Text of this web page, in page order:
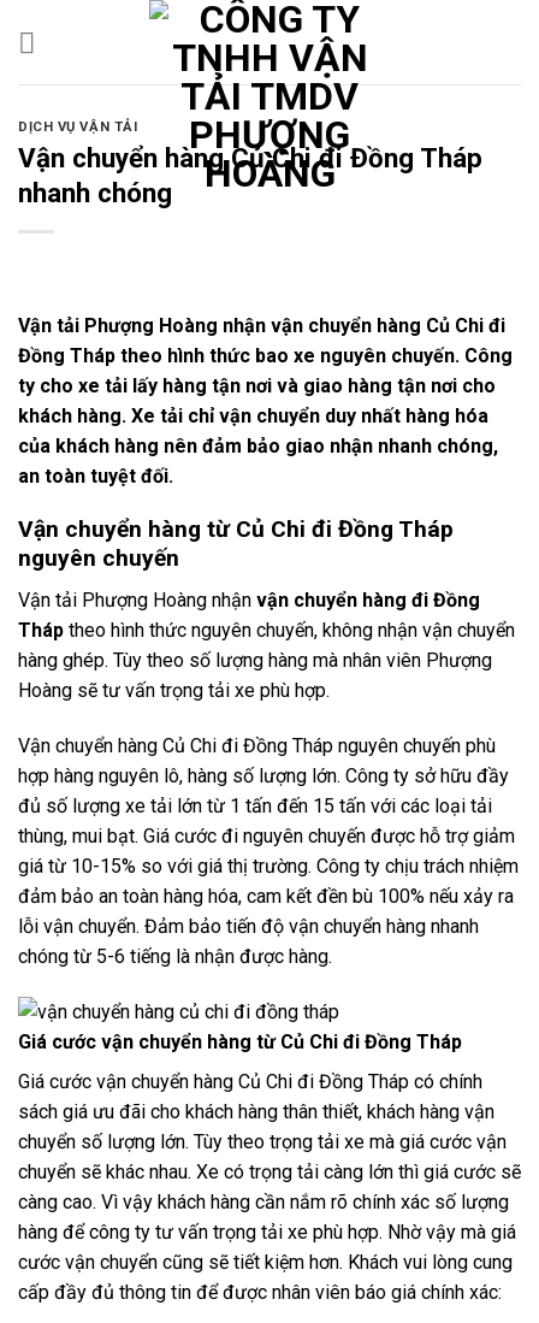
DỊCH VỤ VẬN TẢI
Vận chuyển hàng Củ Chi đi Đồng Tháp
nhanh chóng
Vận tải Phượng Hoàng nhận vận chuyển hàng Củ Chi đi
Đồng Tháp theo hình thức bao xe nguyên chuyến. Công
ty cho xe tải lấy hàng tận nơi và giao hàng tận nơi cho
khách hàng. Xe tải chỉ vận chuyển duy nhất hàng hóa
của khách hàng nên đảm bảo giao nhận nhanh chóng,
an toàn tuyệt đối.
Vận chuyển hàng từ Củ Chi đi Đồng Tháp
nguyên chuyến
Vận tải Phượng Hoàng nhận vận chuyển hàng đi Đồng
Tháp theo hình thức nguyên chuyến, không nhận vận chuyển
hàng ghép. Tùy theo số lượng hàng mà nhân viên Phượng
Hoàng sẽ tư vấn trọng tải xe phù hợp.
Vận chuyển hàng Củ Chi đi Đồng Tháp nguyên chuyến phù
hợp hàng nguyên lô, hàng số lượng lớn. Công ty sở hữu đầy
đủ số lượng xe tải lớn từ 1 tấn đến 15 tấn với các loại tải
thùng, mui bạt. Giá cước đi nguyên chuyến được hỗ trợ giảm
giá từ 10-15% so với giá thị trường. Công ty chịu trách nhiệm
đảm bảo an toàn hàng hóa, cam kết đền bù 100% nếu xảy ra
lỗi vận chuyển. Đảm bảo tiến độ vận chuyển hàng nhanh
chóng từ 5-6 tiếng là nhận được hàng.
Giá cước vận chuyển hàng từ Củ Chi đi Đồng Tháp
Giá cước vận chuyển hàng Củ Chi đi Đồng Tháp có chính
sách giá ưu đãi cho khách hàng thân thiết, khách hàng vận
chuyển số lượng lớn. Tùy theo trọng tải xe mà giá cước vận
chuyển sẽ khác nhau. Xe có trọng tải càng lớn thì giá cước sẽ
càng cao. Vì vậy khách hàng cần nắm rõ chính xác số lượng
hàng để công ty tư vấn trọng tải xe phù hợp. Nhờ vậy mà giá
cước vận chuyển cũng sẽ tiết kiệm hơn. Khách vui lòng cung
cấp đầy đủ thông tin để được nhân viên báo giá chính xác: